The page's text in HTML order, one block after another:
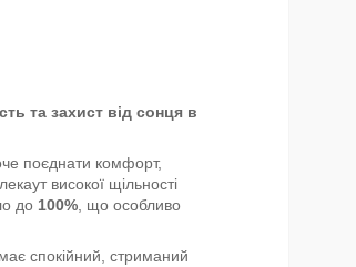
та захист від сонця в
поєднати комфорт,
високої щільності
до 100%, що особливо
спокійний, стриманий